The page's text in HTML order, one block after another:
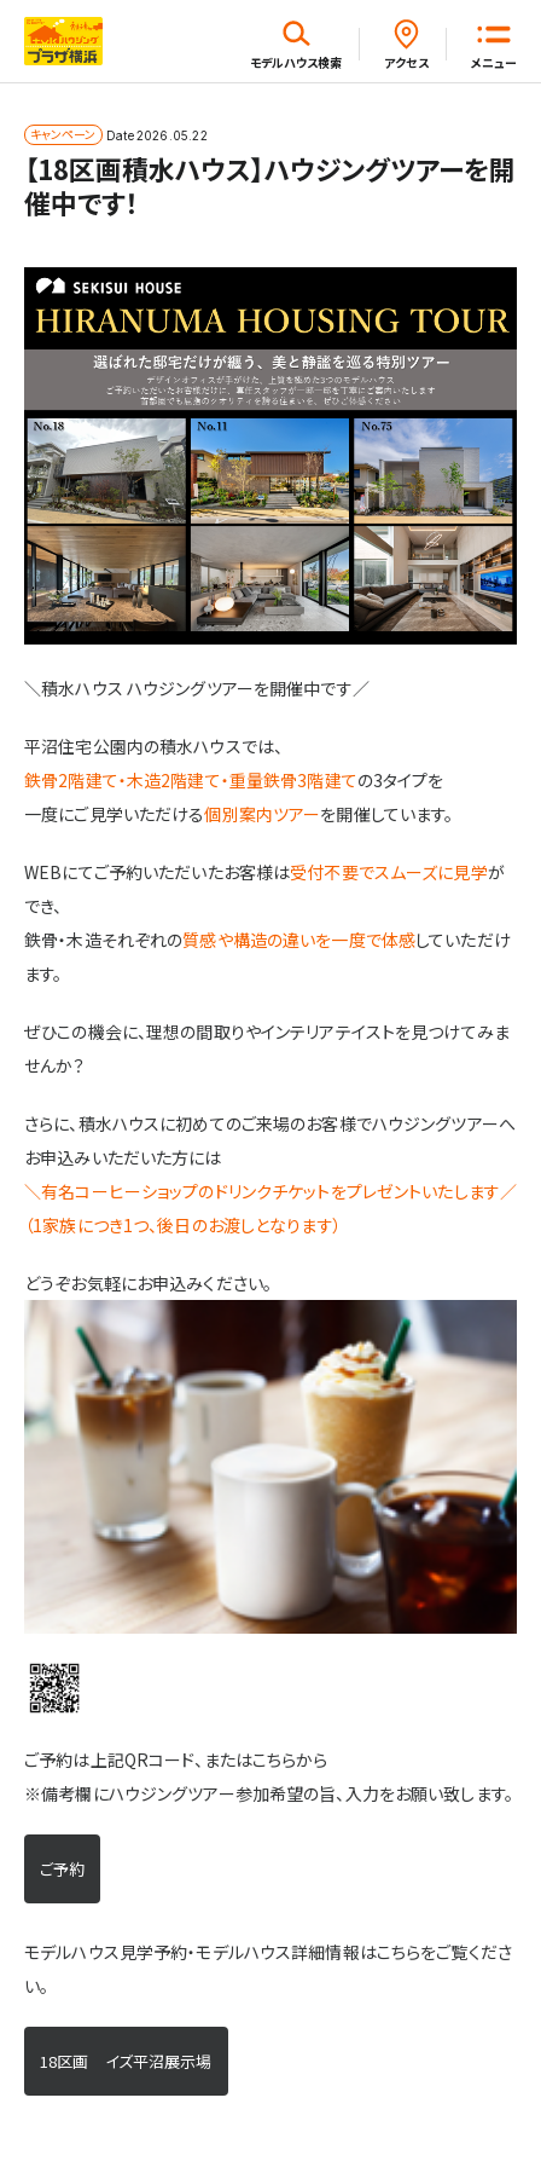
メニュー
モデルハウス検索 アクセス
キャンペーン Date2026.05.22
【18区画積水ハウス】ハウジングツアーを開
催中です！
＼積水ハウス ハウジングツアーを開催中です／
平沼住宅公園内の積水ハウスでは、
鉄骨2階建て・木造2階建て・重量鉄骨3階建ての3タイプを
一度にご見学いただける個別案内ツアーを開催しています。
WEBにてご予約いただいたお客様は受付不要でスムーズに見学が
でき、
鉄骨・木造それぞれの質感や構造の違いを一度で体感していただけ
ます。
ぜひこの機会に、理想の間取りやインテリアテイストを見つけてみま
せんか？
さらに、積水ハウスに初めてのご来場のお客様でハウジングツアーへ
お申込みいただいた方には
＼有名コーヒーショップのドリンクチケットをプレゼントいたします／
（1家族につき1つ、後日のお渡しとなります）
どうぞお気軽にお申込みください。
ご予約は上記QRコード、またはこちらから
※備考欄にハウジングツアー参加希望の旨、入力をお願い致します。
ご予約
モデルハウス見学予約・モデルハウス詳細情報はこちらをご覧くださ
い。
18区画 イズ平沼展示場
閉じる
ホーム
モデルハウス一覧
イベント・セミナー・キャンペーン一覧
新着情報一覧
施設・サービス
住まいと暮らしのコラム
31 社 55棟